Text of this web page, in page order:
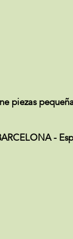
piezas
-